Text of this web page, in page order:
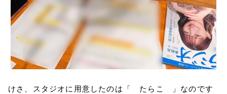
けさ、スタジオに用意したのは「 たらこ 」なのです